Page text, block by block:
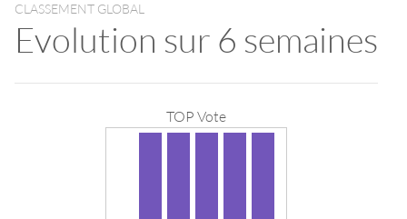
CLASSEMENT GLOBAL
Evolution sur 6 semaines
TOP Vote